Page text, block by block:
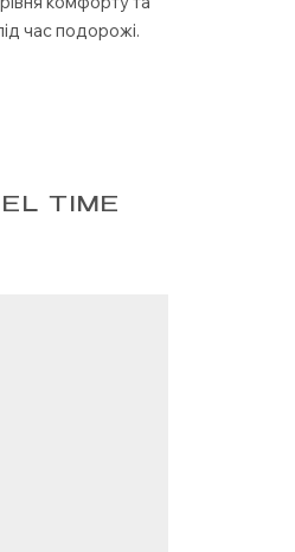
час подорожі.
TIME